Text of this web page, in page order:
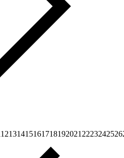
12131415161718192021 2223242526